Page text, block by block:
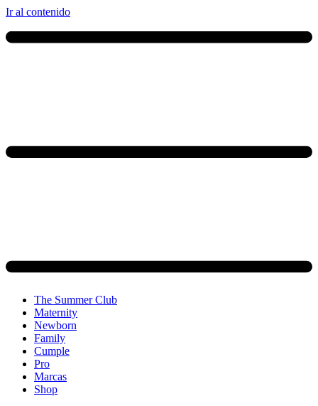
Ir al contenido
The Summer Club
Maternity
Newborn
Family
Cumple
Pro
Marcas
Shop